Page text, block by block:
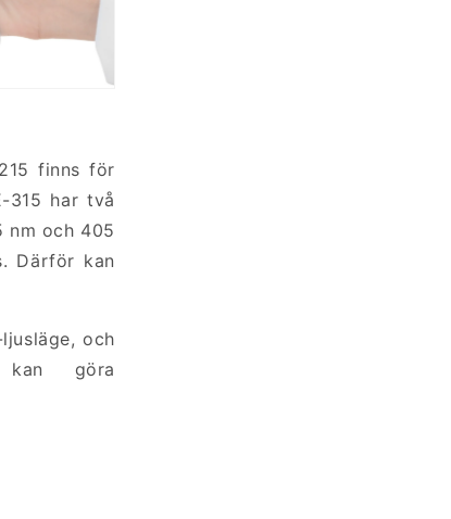
finns för
315 har två
nm och 405
Därför kan
ljusläge, och
kan göra